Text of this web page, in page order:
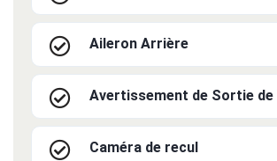
Aileron Arrière
Avertissement de Sortie de
Caméra de recul